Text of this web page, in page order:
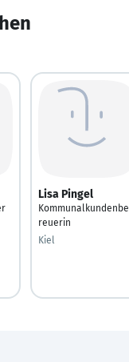
Lisa Pingel
reuerin
Kiel